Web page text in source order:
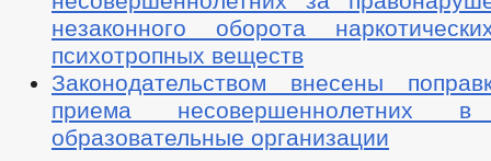
незаконного оборота
психотропных веществ
Законодательством внесены
приема несовершеннолетних в
образовательные организации